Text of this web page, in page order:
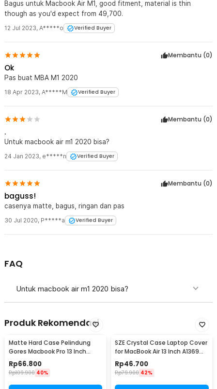
Bagus untuk Macbook Air M1, good fitment, material is thin
though as you'd expect from 49,700.
12 Jul 2023, A*****o Verified Buyer
Membantu (0)
Ok
Pas buat MBA M1 2020
18 Apr 2023, A*****M Verified Buyer
Membantu (0)
.
Untuk macbook air m1 2020 bisa?
24 Jan 2023, e*****n Verified Buyer
Membantu (0)
baguss!
casenya matte, bagus, ringan dan pas
30 Jul 2020, P*****a Verified Buyer
FAQ
Untuk macbook air m1 2020 bisa?
Produk Rekomendasi
Matte Hard Case Pelindung
Gores Macbook Pro 13 Inch
A1278 with CD-ROM - MBMS
Rp66.800
Rp109.900 40%
SZE Crystal Case Laptop Cover
for MacBook Air 13 Inch A1369
A1466 - M-04
Rp46.700
Rp79.900 42%